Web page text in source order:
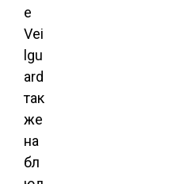
e
Vei
lgu
ard
так
же
на
бл